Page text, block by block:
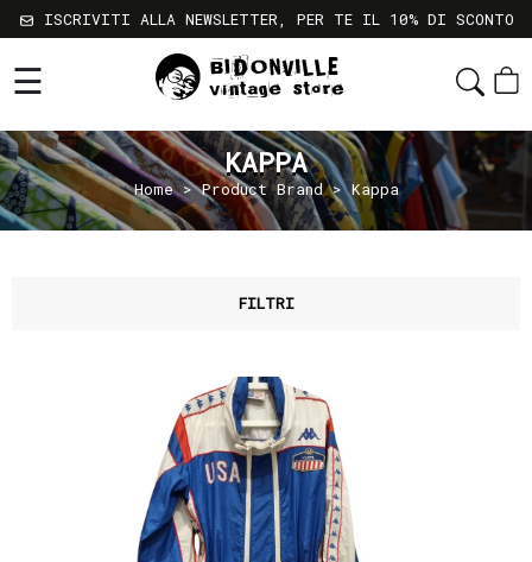
Shop
Chi
Siamo
Sostenibilità
Servizi
Spedizioni
ISCRIVITI ALLA NEWSLETTER, PER TE IL 10% DI SCONTO
☰
KAPPA
Home> Product Brand > Kappa
FILTRI